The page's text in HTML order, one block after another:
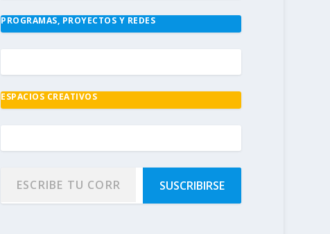
PROGRAMAS, PROYECTOS Y REDES
ESPACIOS CREATIVOS
SUSCRIBIRSE